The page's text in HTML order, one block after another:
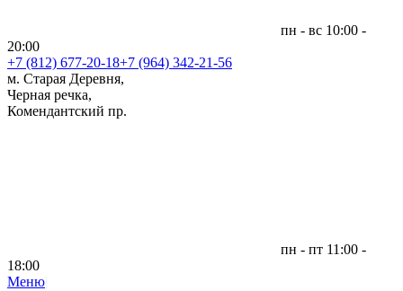
пн - вс 10:00 -
20:00
+7 (812) 677-20-18+7 (964) 342-21-56
м. Старая Деревня,
Черная речка,
Комендантский пр.
пн - пт 11:00 -
18:00
Меню|